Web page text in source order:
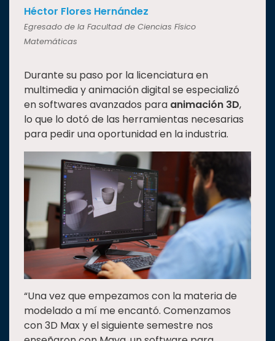
Héctor Flores Hernández
Egresado de la Facultad de Ciencias Físico
Matemáticas
Durante su paso por la licenciatura en
multimedia y animación digital se especializó
en softwares avanzados para animación 3D,
lo que lo dotó de las herramientas necesarias
para pedir una oportunidad en la industria.
“Una vez que empezamos con la materia de
modelado a mí me encantó. Comenzamos
con 3D Max y el siguiente semestre nos